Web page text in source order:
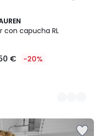
con capucha RL
€ -20%